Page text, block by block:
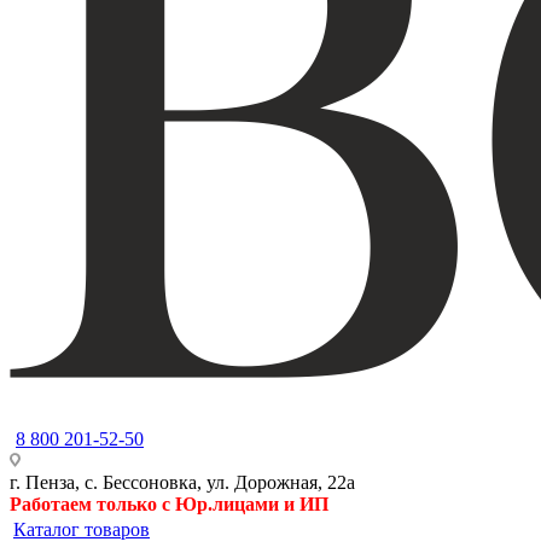
8 800 201-52-50
г. Пенза, с. Бессоновка, ул. Дорожная, 22а
Работаем только с Юр.лицами и ИП
Каталог товаров